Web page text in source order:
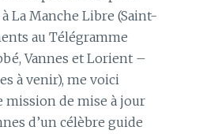
La Manche Libre (Saint-
au Télégramme
Vannes et Lorient –
à venir), me voici
mission de mise à jour
d’un célèbre guide